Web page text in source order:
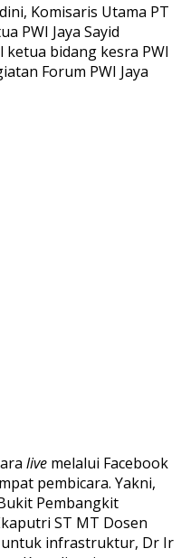
Komisaris Utama PT
PWI Jaya Sayid
bidang kesra PWI
Forum PWI Jaya
live melalui Facebook
pembicara. Yakni,
Pembangkit
ST MT Dosen
untuk infrastruktur, Dr Ir